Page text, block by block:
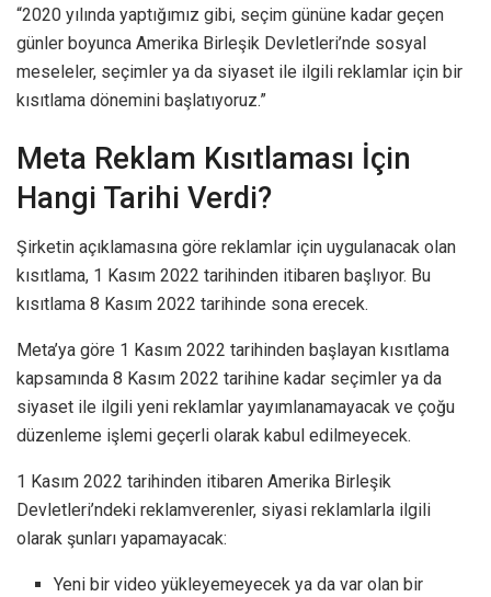
“2020 yılında yaptığımız gibi, seçim gününe kadar geçen
günler boyunca Amerika Birleşik Devletleri’nde sosyal
meseleler, seçimler ya da siyaset ile ilgili reklamlar için bir
kısıtlama dönemini başlatıyoruz.”
Meta Reklam Kısıtlaması İçin
Hangi Tarihi Verdi?
Şirketin açıklamasına göre reklamlar için uygulanacak olan
kısıtlama, 1 Kasım 2022 tarihinden itibaren başlıyor. Bu
kısıtlama 8 Kasım 2022 tarihinde sona erecek.
Meta’ya göre 1 Kasım 2022 tarihinden başlayan kısıtlama
kapsamında 8 Kasım 2022 tarihine kadar seçimler ya da
siyaset ile ilgili yeni reklamlar yayımlanamayacak ve çoğu
düzenleme işlemi geçerli olarak kabul edilmeyecek.
1 Kasım 2022 tarihinden itibaren Amerika Birleşik
Devletleri’ndeki reklamverenler, siyasi reklamlarla ilgili
olarak şunları yapamayacak:
Yeni bir video yükleyemeyecek ya da var olan bir